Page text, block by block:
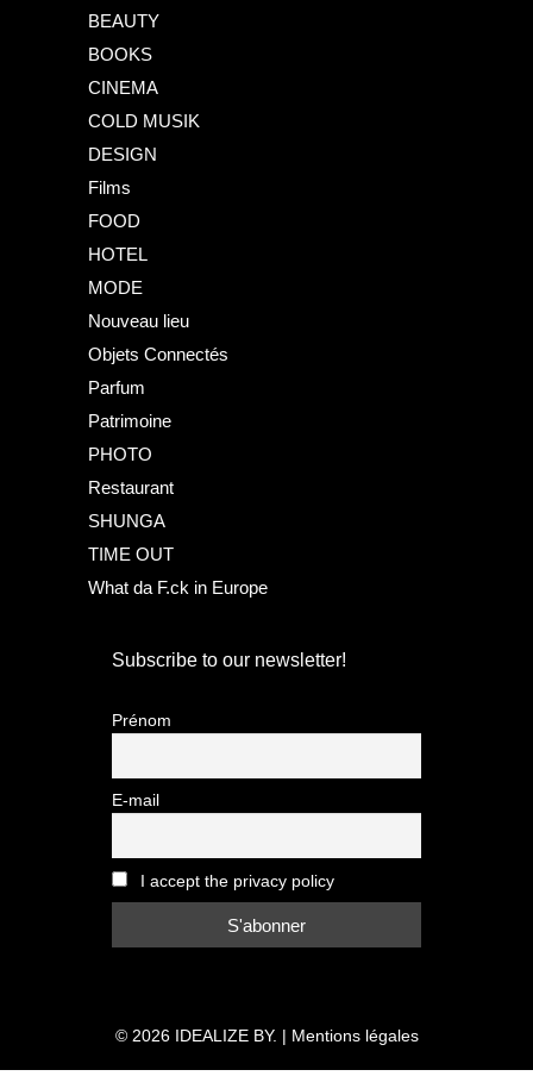
BEAUTY
BOOKS
CINEMA
COLD MUSIK
DESIGN
Films
FOOD
HOTEL
MODE
Nouveau lieu
Objets Connectés
Parfum
Patrimoine
PHOTO
Restaurant
SHUNGA
TIME OUT
What da F.ck in Europe
Subscribe to our newsletter!
Prénom
E-mail
I accept the privacy policy
© 2026 IDEALIZE BY. | Mentions légales